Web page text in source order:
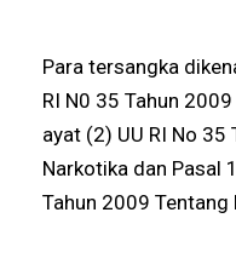
Para tersangka
RI N0 35 Tahun
ayat (2) UU RI No 35
Narkotika dan Pasal
Tahun 2009 Tentang